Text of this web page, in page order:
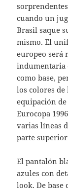
cuando un
Brasil saque
mismo. El
europeo será
indumentaria
como base,
los colores de
equipación
Eurocopa
varias líneas
parte
El pantalón
azules con
look. De base